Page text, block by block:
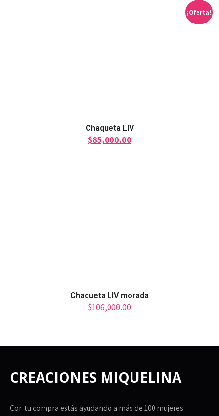
¡Oferta!
Chaqueta LIV
$85,000.00
Chaqueta LIV morada
$106,000.00
CREACIONES MIQUELINA
Con tu compra estás ayudando a más de 100 mujeres